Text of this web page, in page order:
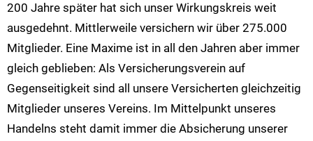
200 Jahre später hat sich unser Wirkungskreis weit
ausgedehnt. Mittlerweile versichern wir über 275.000
Mitglieder. Eine Maxime ist in all den Jahren aber immer
gleich geblieben: Als Versicherungsverein auf
Gegenseitigkeit sind all unsere Versicherten gleichzeitig
Mitglieder unseres Vereins. Im Mittelpunkt unseres
Handelns steht damit immer die Absicherung unserer